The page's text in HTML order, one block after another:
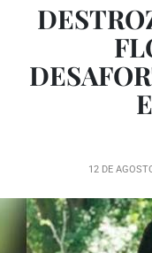
12 DE